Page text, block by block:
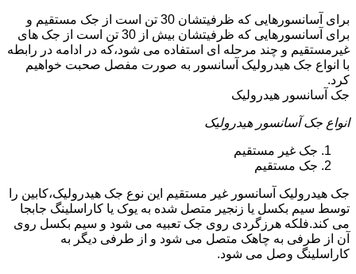
برای آسانسورهایی که ظرفیتشان 30 تن است از جک مستقیم و
برای آسانسورهایی که ظرفیتشان بیش از 30 تن است از جک های
غیرمستقیم و چند مرحله ای استفاده می شود،که در ادامه در رابطه
با انواع جک هیدرولیک آسانسور به صورت مفصل صحبت خواهیم
کرد.
جک آسانسور هیدرولیک
انواع جک آسانسور هیدرولیک
جک غیر مستقیم
جک مستقیم
جک هیدرولیک آسانسور غیر مستقیم این نوع جک هیدرولیک،کابین را
توسط سیم بکسل یا زنجیر متصل شده به یوک یا کاراسلینگ جابجا
می کند.فلکه هرزگردی روی جک تعبیه می شود و سیم بکسل روی
آن از طرفی به چاهک متصل می شود و از طرفی دیگر به
کاراسلینگ وصل می شود.